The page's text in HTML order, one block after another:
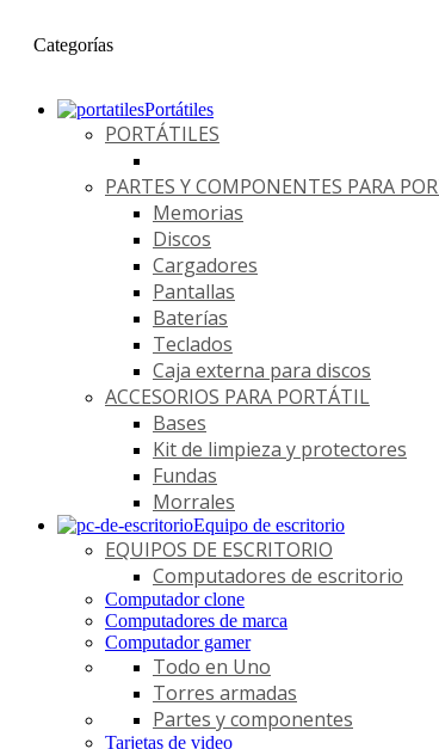
Categorías
Portátiles
PORTÁTILES
PARTES Y COMPONENTES PARA
Memorias
Discos
Cargadores
Pantallas
Baterías
Teclados
Caja externa para discos
ACCESORIOS PARA PORTÁTIL
Bases
Kit de limpieza y protectores
Fundas
Morrales
Equipo de escritorio
EQUIPOS DE ESCRITORIO
Computadores de escritorio
Computador clone
Computadores de marca
Computador gamer
Todo en Uno
Torres armadas
Partes y componentes
Tarjetas de video